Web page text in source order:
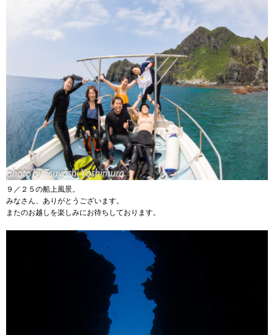
９／２５の船上風景。
みなさん、ありがとうございます。
またのお越しを楽しみにお待ちしております。